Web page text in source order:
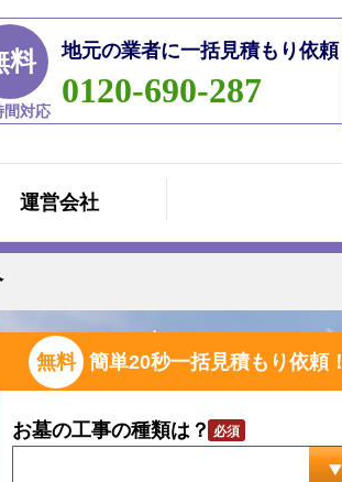
料
間対応
地元の業者に一括見積もり依頼
0120-690-287
運営会社
無料 簡単20秒一括見積もり依頼！
お墓の工事の種類は？